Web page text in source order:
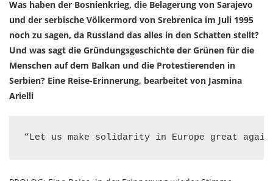
Was haben der Bosnienkrieg, die Belagerung von Sarajevo
und der serbische Völkermord von Srebrenica im Juli 1995
noch zu sagen, da Russland das alles in den Schatten stellt?
Und was sagt die Gründungsgeschichte der Grünen für die
Menschen auf dem Balkan und die Protestierenden in
Serbien? Eine Reise-Erinnerung, bearbeitet von Jasmina
Arielli
“Let us make solidarity in Europe great